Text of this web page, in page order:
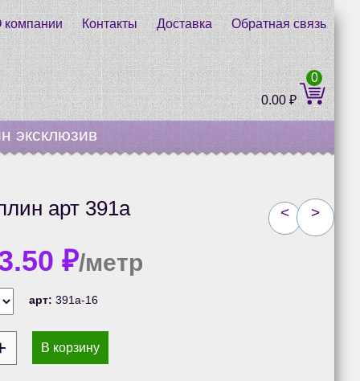
компании Контакты Доставка Обратная связь
0.00₽
0
эксклюзив
< >
арт 391а
₽/метр
арт:391а-16
В корзину